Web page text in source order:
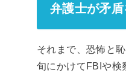
弁護士が矛
それまで、恐怖と
旬にかけてFBIや検